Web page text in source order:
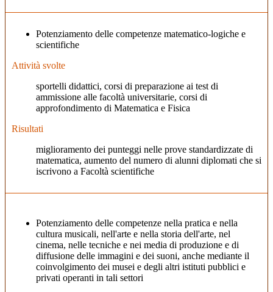
Potenziamento delle competenze matematico-logiche e
scientifiche
Attività svolte
sportelli didattici, corsi di preparazione ai test di
ammissione alle facoltà universitarie, corsi di
approfondimento di Matematica e Fisica
Risultati
miglioramento dei punteggi nelle prove standardizzate di
matematica, aumento del numero di alunni diplomati che si
iscrivono a Facoltà scientifiche
Potenziamento delle competenze nella pratica e nella
cultura musicali, nell'arte e nella storia dell'arte, nel
cinema, nelle tecniche e nei media di produzione e di
diffusione delle immagini e dei suoni, anche mediante il
coinvolgimento dei musei e degli altri istituti pubblici e
privati operanti in tali settori